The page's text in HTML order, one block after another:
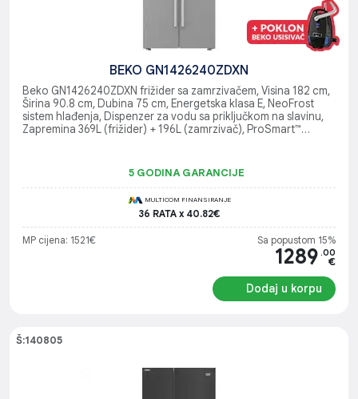
BEKO GN1426240ZDXN
Beko GN1426240ZDXN frižider sa zamrzivačem, Visina 182 cm,
Širina 90.8 cm, Dubina 75 cm, Energetska klasa E, NeoFrost
sistem hlađenja, Dispenzer za vodu sa priključkom na slavinu,
Zapremina 369L (frižider) + 196L (zamrzivač), ProSmart™
5 GODINA GARANCIJE
MULTICOM FINANSIRANJE
36 RATA x 40.82€
MP cijena: 1521€ Sa popustom 15%
1289 .00
€
Dodaj u korpu
Š:140805